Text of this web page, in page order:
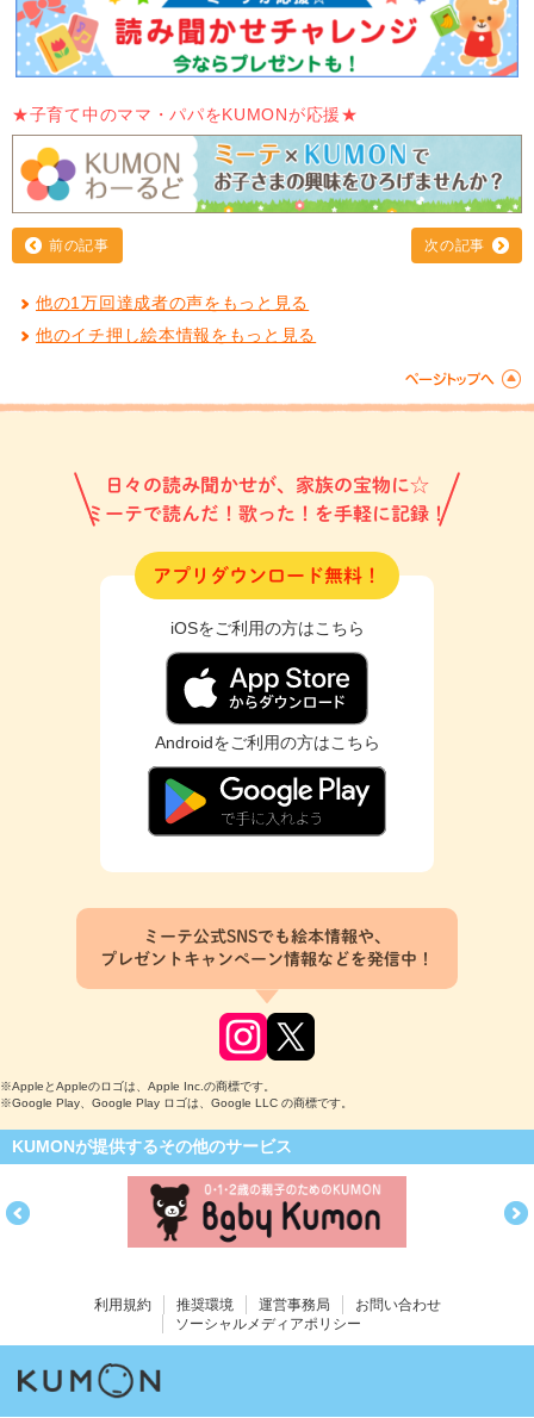
★子育て中のママ・パパをKUMONが応援★
前の記事 次の記事
他の1万回達成者の声をもっと見る
他のイチ押し絵本情報をもっと見る
日々の読み聞かせが、家族の宝物に☆
ミーテで読んだ！歌った！を手軽に記録！
アプリダウンロード無料！
iOSをご利用の方はこちら
Androidをご利用の方はこちら
ミーテ公式SNSでも絵本情報や、
プレゼントキャンペーン情報などを発信中！
※AppleとAppleのロゴは、Apple Inc.の商標です。
※Google Play、Google Play ロゴは、Google LLC の商標です。
KUMONが提供するその他のサービス
利用規約 推奨環境 運営事務局
お問い合わせ
ソーシャルメディアポリシー